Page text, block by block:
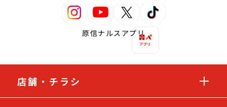
原信ナルスアプリ
店舗・チラシ